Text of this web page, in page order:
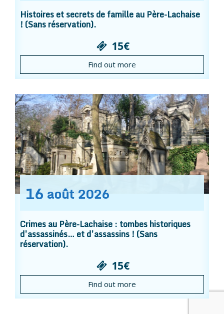
Histoires et secrets de famille au Père-Lachaise
! (Sans réservation).
15€
Find out more
16 août 2026
Crimes au Père-Lachaise : tombes historiques
d’assassinés… et d’assassins ! (Sans
réservation).
15€
Find out more